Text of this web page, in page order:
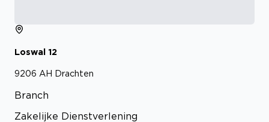
Loswal 12
9206 AH Drachten
Branch
Zakelijke Dienstverlening